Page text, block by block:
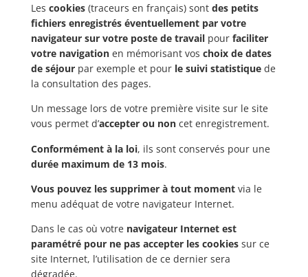
Les cookies(traceurs en français) sont des petits
fichiers enregistrés éventuellement par votre
navigateur sur votre poste de travailpour faciliter
votre navigationen mémorisant vos choix de dates
de séjourpar exemple et pour le suivi statistiquede
la consultation des pages.
Un message lors de votre première visite sur le site
vous permet d’accepter ou noncet enregistrement.
Conformément à la loi, ils sont conservés pour une
durée maximum de 13 mois.
Vous pouvez les supprimer à tout momentvia le
menu adéquat de votre navigateur Internet.
Dans le cas où votre navigateur Internet est
paramétré pour ne pas accepter les cookiessur ce
site Internet, l’utilisation de ce dernier sera
dégradée.